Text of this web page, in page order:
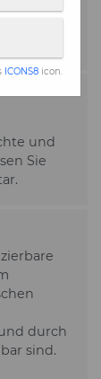
ICONS8icon.
und
Sie
durch
sind.